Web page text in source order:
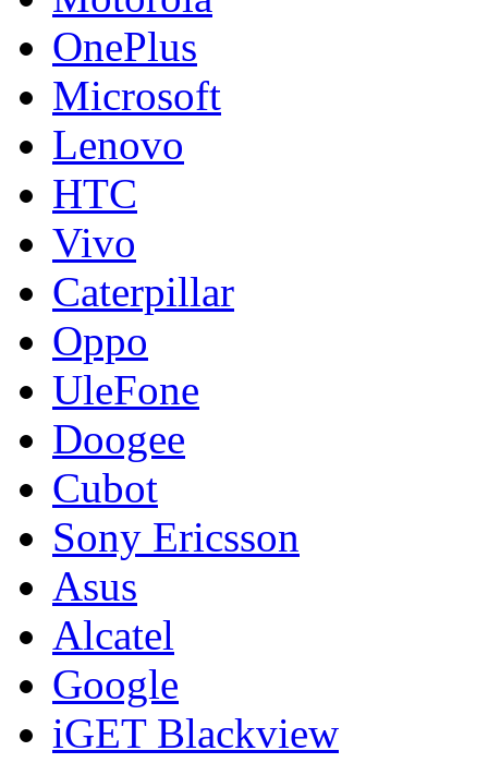
OnePlus
Microsoft
Lenovo
HTC
Vivo
Caterpillar
Oppo
UleFone
Doogee
Cubot
Sony Ericsson
Asus
Alcatel
Google
iGET Blackview